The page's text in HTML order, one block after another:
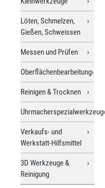
Löten, Schmelzen,
Gießen, Schweissen
Messen und Prüfen
Oberflächenbearbeitung
Reinigen & Trocknen
Uhrmacherspezialwerkzeuge
Verkaufs- und
Werkstatt-Hilfsmittel
3D Werkzeuge &
Reinigung